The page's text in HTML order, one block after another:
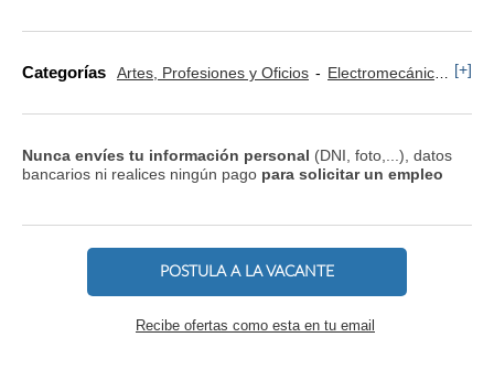
Categorías Artes, Profesiones y Oficios Electromecánica [+]
Nunca envíes tu información personal (DNI, foto,...), datos
bancarios ni realices ningún pago para solicitar un empleo
POSTULA A LA VACANTE
Recibe ofertas como esta en tu email